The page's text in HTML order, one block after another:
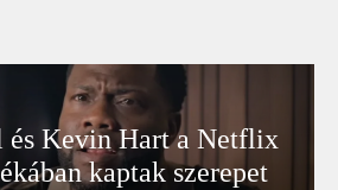
Kevin Hart a Netflix
kaptak szerepet